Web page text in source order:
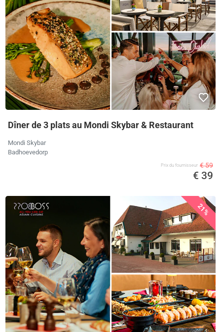
Dîner de 3 plats au Mondi Skybar & Restaurant
Mondi Skybar
Badhoevedorp
Prix ​​du fournisseur € 59
€ 39
21%